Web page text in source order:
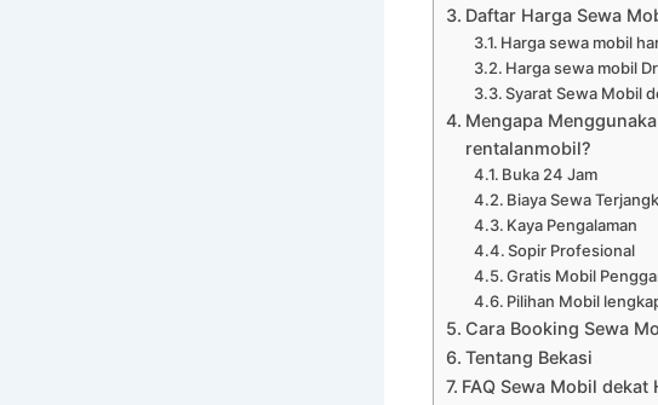
Daftar Harga Sewa
Harga sewa mobil
Harga sewa mobil
Syarat Sewa Mobil
Mengapa
rentalanmobil?
Buka 24 Jam
Biaya Sewa
Kaya Pengalaman
Sopir Profesional
Gratis Mobil
Pilihan Mobil
Cara Booking Sewa
Tentang Bekasi
FAQ Sewa Mobil